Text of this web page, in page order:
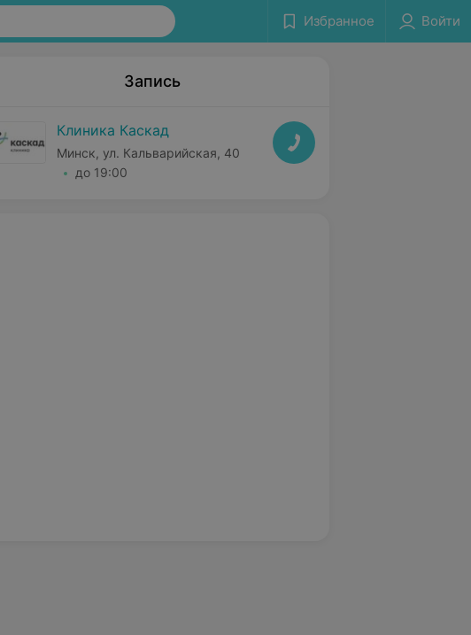
Избранное Войти
Запись
Клиника Каскад
Минск, ул. Кальварийская, 40
до 19:00